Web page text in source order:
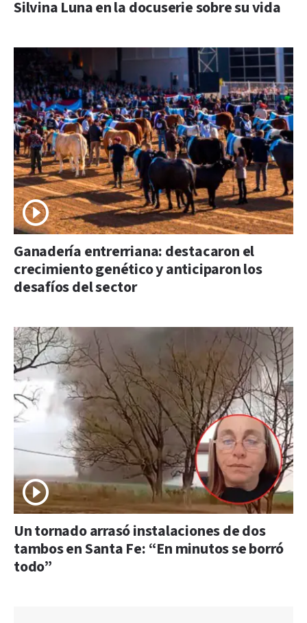
Silvina Luna en la docuserie sobre su vida
Ganadería entrerriana: destacaron el
crecimiento genético y anticiparon los
desafíos del sector
Un tornado arrasó instalaciones de dos
tambos en Santa Fe: “En minutos se borró
todo”